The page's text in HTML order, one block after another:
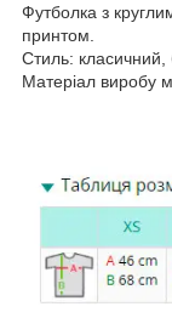
Футболка з
принтом.
Стиль: класичний,
Матеріал виробу